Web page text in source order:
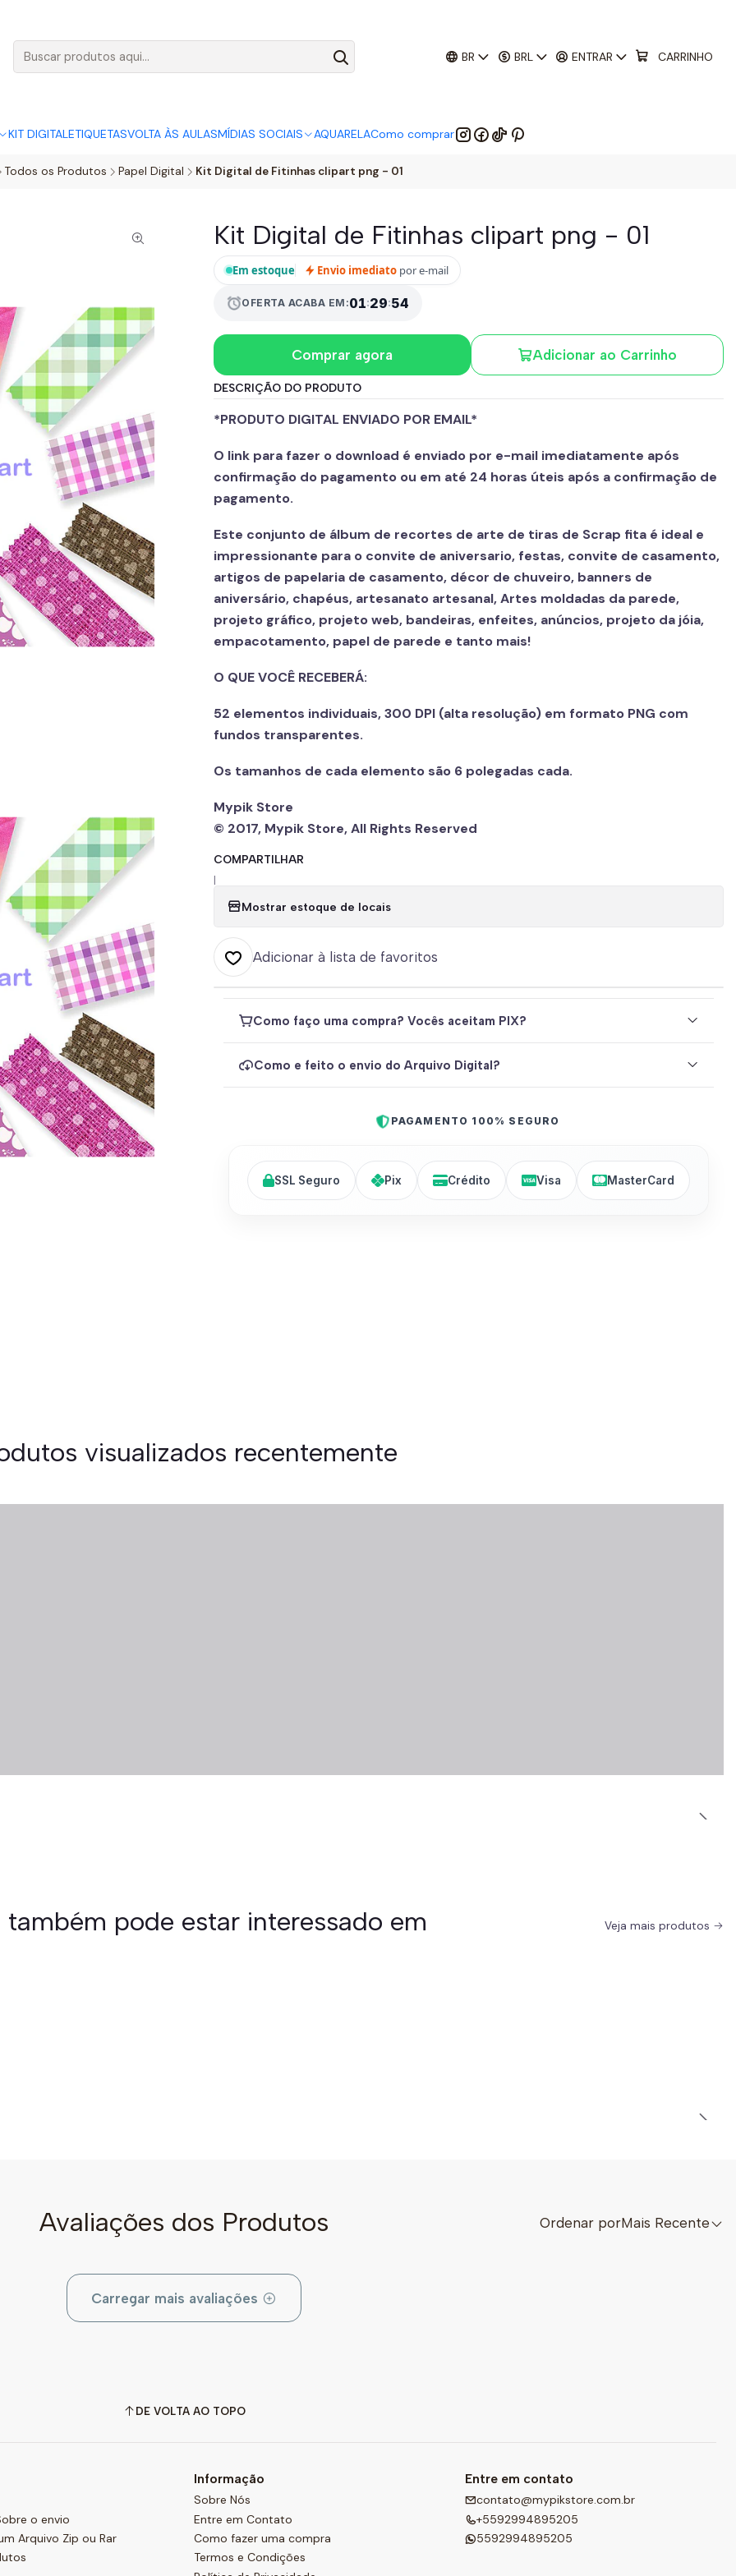
BR BRL ENTRAR CARRINHO
KIT DIGITALETIQUETASVOLTA ÀS AULASMÍDIAS SOCIAIS AQUARELAComo comprar
Todos os Produtos Papel Digital Kit Digital de Fitinhas clipart png - 01
Kit Digital de Fitinhas clipart png - 01
Em estoque Envio imediato por e-mail
alarmOFERTA ACABA EM:01:29:53
Adicionar ao Carrinho
Comprar agora
DESCRIÇÃO DO PRODUTO
*PRODUTO DIGITAL ENVIADO POR EMAIL*
O link para fazer o download é enviado por e-mail imediatamente após
confirmação do pagamento ou em até 24 horas úteis após a confirmação de
pagamento.
Este conjunto de álbum de recortes de arte de tiras de Scrap fita é ideal e
impressionante para o convite de aniversario, festas, convite de casamento,
artigos de papelaria de casamento, décor de chuveiro, banners de
aniversário, chapéus, artesanato artesanal, Artes moldadas da parede,
projeto gráfico, projeto web, bandeiras, enfeites, anúncios, projeto da jóia,
empacotamento, papel de parede e tanto mais!
O QUE VOCÊ RECEBERÁ:
52 elementos individuais, 300 DPI (alta resolução) em formato PNG com
fundos transparentes.
Os tamanhos de cada elemento são 6 polegadas cada.
Mypik Store
© 2017, Mypik Store, All Rights Reserved
COMPARTILHAR
|
Mostrar estoque de locais
Adicionar à lista de favoritos
Como faço uma compra? Vocês aceitam PIX?
Como e feito o envio do Arquivo Digital?
PAGAMENTO 100% SEGURO
SSL Seguro Pix Crédito Visa MasterCard
visualizados recentemente
também pode estar interessado em Veja mais produtos
Avaliações dos Produtos Ordenar porMais Recente
Carregar mais avaliações
DE VOLTA AO TOPO
o envio
Arquivo Zip ou Rar
Informação
Sobre Nós
Entre em Contato
Como fazer uma compra
Termos e Condições
Entre em contato
contato@mypikstore.com.br
+5592994895205
5592994895205